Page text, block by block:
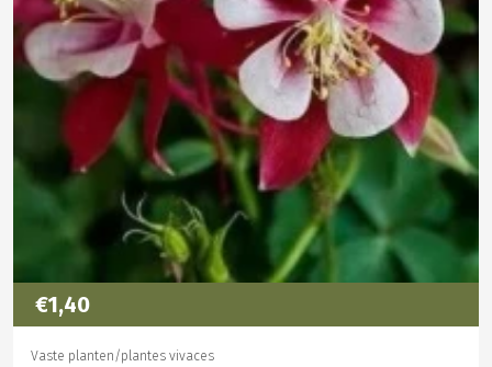
€1,40
Vaste planten/plantes vivaces